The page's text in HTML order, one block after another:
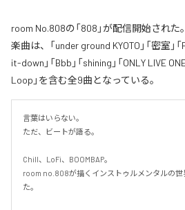
room No.808の「808」が配信開始され
楽曲は、「under ground KYOTO」「密室」
it-down」「Bbb」「shining」「ONLY LIVE
Loop」を含む全9曲となっている。
言葉はいらない。
ただ、ビートが語る。
Chill、LoFi、BOOMBAP。
room no.808が描くインストゥルメンタルの
た。